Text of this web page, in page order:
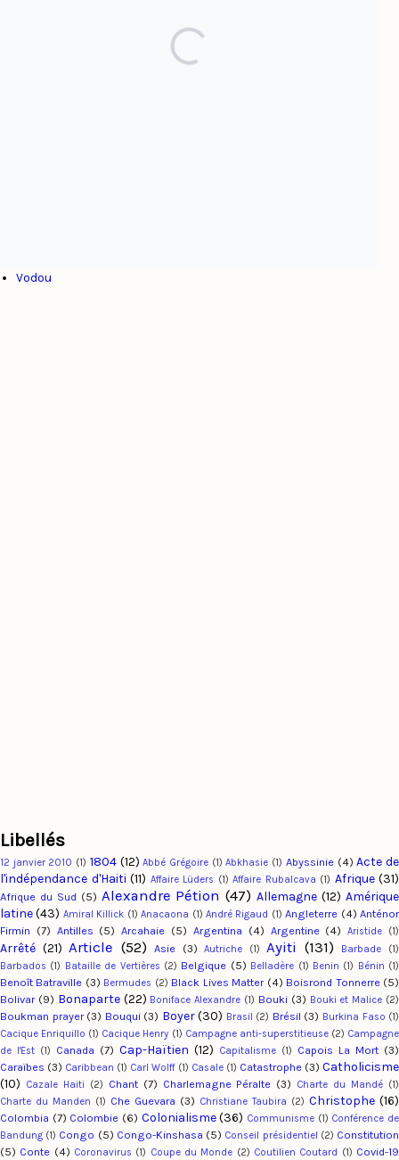
Vodou
Libellés
12 janvier 2010 (1) 1804 (12) Abbé Grégoire (1) Abkhasie (1) Abyssinie (4) Acte de
l'indépendance d'Haiti (11) Affaire Lüders (1) Affaire Rubalcava (1) Afrique (31)
Afrique du Sud (5) Alexandre Pétion (47) Allemagne (12) Amérique
latine (43) Amiral Killick (1) Anacaona (1) André Rigaud (1) Angleterre (4) Anténor
Firmin (7) Antilles (5) Arcahaie (5) Argentina (4) Argentine (4) Aristide (1)
Arrêté (21) Article (52) Asie (3) Autriche (1) Ayiti (131) Barbade
(1)
Barbados (1) Bataille de Vertières (2) Belgique (5) Belladère (1) Benin (1) Bénin (1)
Benoît Batraville (3) Bermudes (2) Black Lives Matter (4) Boisrond Tonnerre (5)
Bolivar (9) Bonaparte (22) Boniface Alexandre (1) Bouki (3) Bouki et Malice (2)
Boukman prayer (3) Bouqui (3) Boyer (30) Brasil (2) Brésil (3) Burkina Faso (1)
Cacique Enriquillo (1) Cacique Henry (1) Campagne anti-superstitieuse (2) Campagne
de l'Est (1) Canada (7) Cap-Haïtien (12) Capitalisme (1) Capois La Mort (3)
Caraïbes (3) Caribbean (1) Carl Wolff (1) Casale (1) Catastrophe (3) Catholicisme
(10)
Cazale Haiti (2) Chant (7) Charlemagne Péralte (3) Charte du Mandé (1)
Charte du Manden (1) Che Guevara (3) Christiane Taubira (2) Christophe (16)
Colombia (7) Colombie (6) Colonialisme (36) Communisme (1) Conférence de
Bandung (1) Congo (5) Congo-Kinshasa (5) Conseil présidentiel (2) Constitution
(5) Conte (4) Coronavirus (1) Coupe du Monde (2) Coutilien Coutard (1) Covid-19